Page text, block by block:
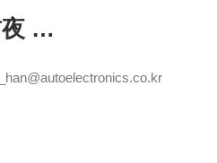
夜 …